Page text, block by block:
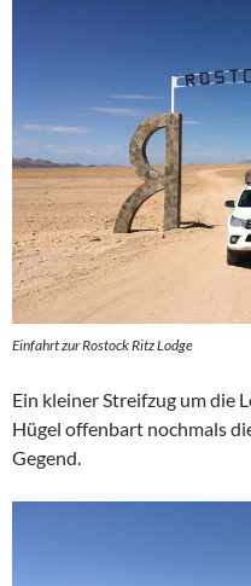
Einfahrt zur Rostock Ritz Lodge
Ein kleiner Streifzug um die
Hügel offenbart nochmals
Gegend.